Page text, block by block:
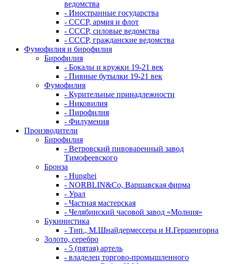
ведомства
- Иностранные государства
- СССР, армия и флот
- СССР, силовые ведомства
- СССР, гражданские ведомства
Фумофилия и бирофилия
Бирофилия
- Бокалы и кружки 19-21 век
- Пивные бутылки 19-21 век
Фумофилия
- Курительные принадлежности
- Никовилия
- Пирофилия
- Филумения
Производители
Бирофилия
- Ветровский пивоваренный завод
Тимофеевского
Бронза
- Hunghei
- NORBLIN&Co, Варшавская фирма
- Урал
- Частная мастерская
- Челябинский часовой завод «Молния»
Букинистика
- Тип., М.Шнайдермессера и Н.Гершенгорна
Золото, серебро
- 5 (пятая) артель
- владелец торгово-промышленного